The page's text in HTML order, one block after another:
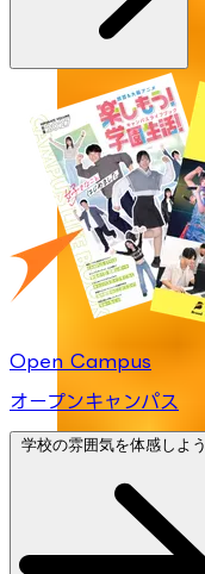
Open Campus
オープンキャンパス
学校の雰囲気を体感しよう